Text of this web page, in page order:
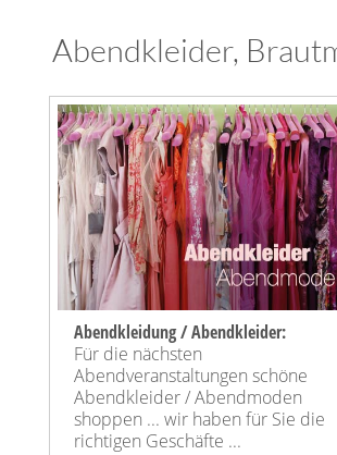
Abendkleider,
Abendkleidung / Abendkleider:
Für die nächsten
Abendveranstaltungen schöne
Abendkleider / Abendmoden
shoppen ... wir haben für Sie die
richtigen Geschäfte ...